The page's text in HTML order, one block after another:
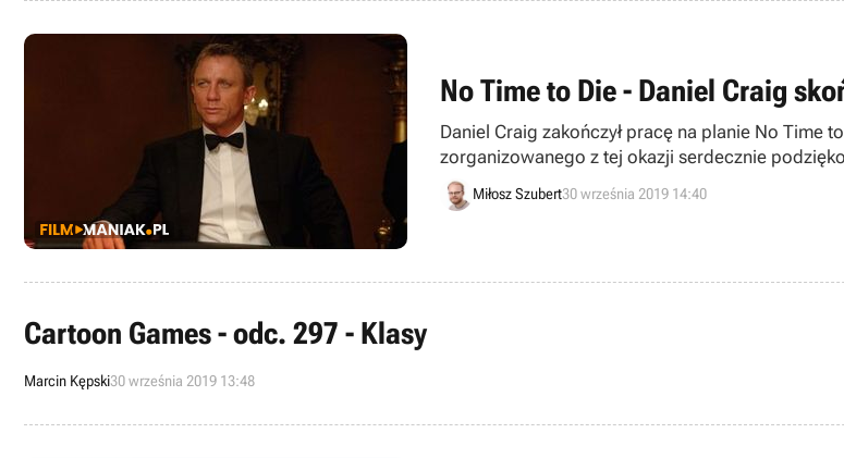
No Time to Die - Daniel Craig
Daniel Craig zakończył pracę na planie No Time
zorganizowanego z tej okazji serdecznie
się z rolą 007.
Miłosz Szubert30 września 2019 14:40
Cartoon Games - odc. 297 - Klasy
Marcin Kępski30 września 2019 13:48